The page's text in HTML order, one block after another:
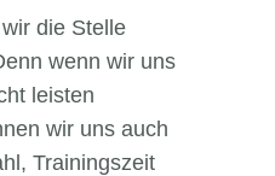
die Stelle
wenn wir uns
leisten
wir uns auch
Trainingszeit